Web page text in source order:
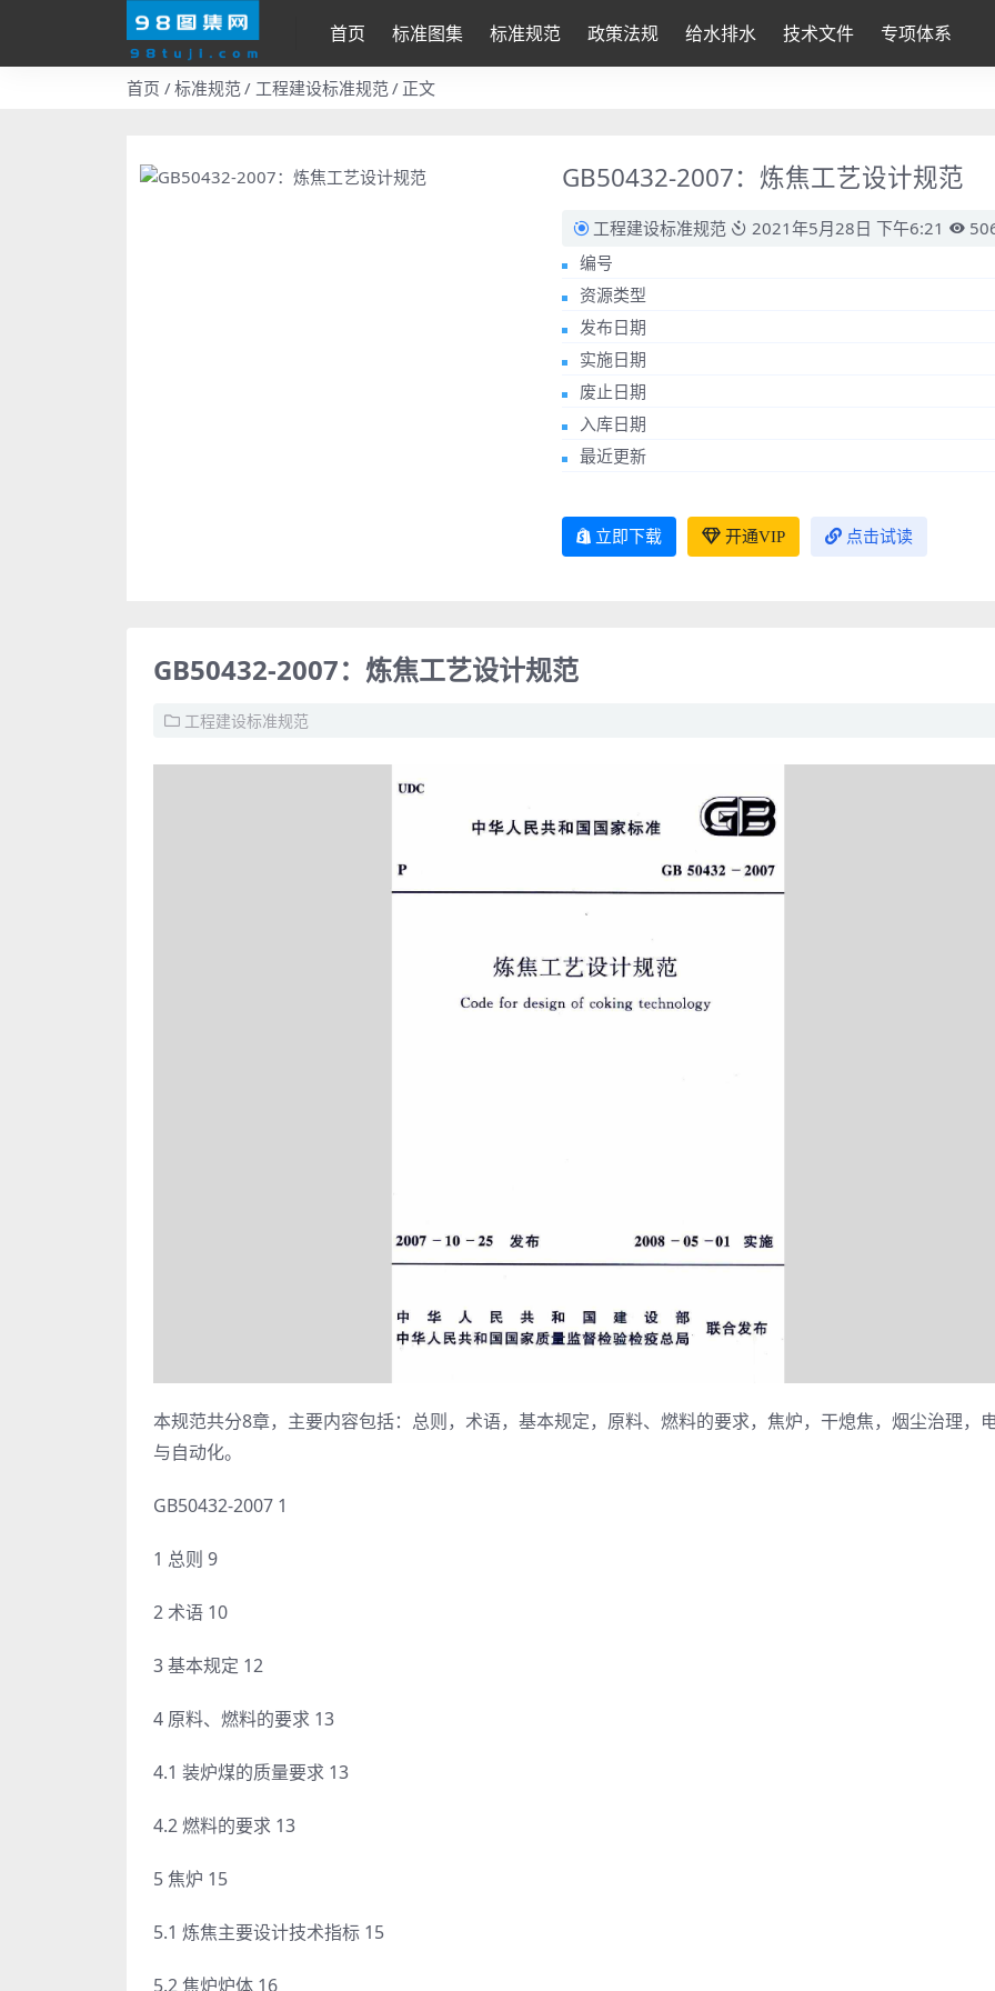
首页 标准图集 标准规范 政策法规 给水排水 技术文件 专项体系
首页 标准规范 工程建设标准规范 正文
GB50432-2007：炼焦工艺设计规范
工程建设标准规范 2021年5月28日 下午6:21
编号
资源类型
发布日期
实施日期
废止日期
入库日期
最近更新
立即下载 开通VIP 点击试读
GB50432-2007：炼焦工艺设计规范
工程建设标准规范
本规范共分8章，主要内容包括：总则，术语，基本规定，原料、燃料的要求，焦炉，干熄焦，烟尘治理，
与自动化。
GB50432-2007 1
1 总则 9
2 术语 10
3 基本规定 12
4 原料、燃料的要求 13
4.1 装炉煤的质量要求 13
4.2 燃料的要求 13
5 焦炉 15
5.1 炼焦主要设计技术指标 15
5.2 焦炉炉体 16